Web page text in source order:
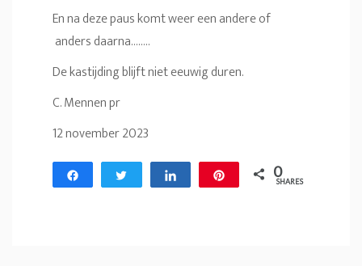
En na deze paus komt weer een andere of
anders daarna……..
De kastijding blijft niet eeuwig duren.
C. Mennen pr
12 november 2023
Share Tweet Share 0
SHARES